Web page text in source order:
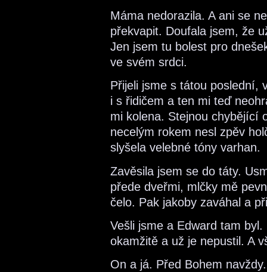
Máma nedorazila. A ani se
překvapit. Doufala jsem, že
Jen jsem tu bolest pro
ve svém srdci.
Přijeli jsme s tátou poslední,
i s řidičem a ten mi teď
mi kolena. Stejnou chybějící
necelým rokem nesl zpěv
slyšela velebné tóny varhan.
Zavěsila jsem se do táty.
přede dveřmi, mlčky mě
čelo. Pak jakoby zaváhal a
Vešli jsme a Edward tam
okamžitě a už je nepustil. A
On a já. Před Bohem